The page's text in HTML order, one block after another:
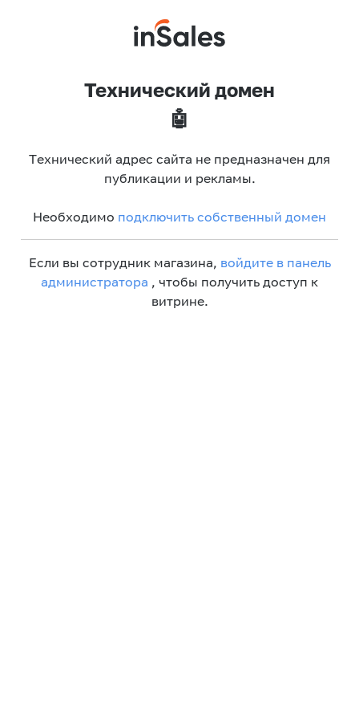
Технический домен
🤖
Технический адрес сайта не предназначен для
публикации и рекламы.
Необходимо подключить собственный домен
Если вы сотрудник магазина, войдите в панель
администратора , чтобы получить доступ к
витрине.